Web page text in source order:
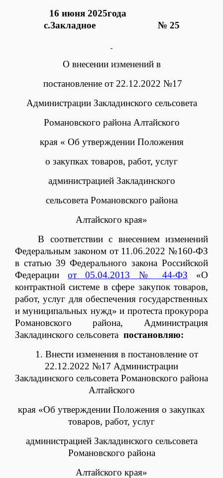
16 июня 2025года
с.Закладное № 25
О внесении изменений в
постановление от 22.12.2022 №17
Администрации Закладинского сельсовета
Романовского района Алтайского
края « Об утверждении Положения
о закупках товаров, работ, услуг
администрацией Закладинского
сельсовета Романовского района
Алтайского края»
В соответствии с внесением изменений
Федеральным законом от 11.06.2022 №160-ФЗ
в статью 39 Федерального закона Российской
Федерацииот 05.04.2013 № 44-ФЗ «О
контрактной системе в сфере закупок товаров,
работ, услуг для обеспечения государственных
и муниципальных нужд» и протеста прокурора
Романовского района, Администрация
Закладинского сельсовета постановляю:
1. Внести изменения в постановление от
22.12.2022 №17 Администрации
Закладинского сельсовета Романовского района
Алтайского
края «Об утверждении Положения о закупках
товаров, работ, услуг
администрацией Закладинского сельсовета
Романовского района
Алтайского края»